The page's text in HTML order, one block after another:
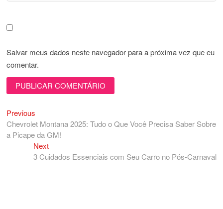
Salvar meus dados neste navegador para a próxima vez que eu
comentar.
Navegação
de
Post
Previous
post:
Chevrolet Montana 2025: Tudo o Que Você Precisa Saber Sobre
a Picape da GM!
NextNext
post:
3 Cuidados Essenciais com Seu Carro no Pós-Carnaval